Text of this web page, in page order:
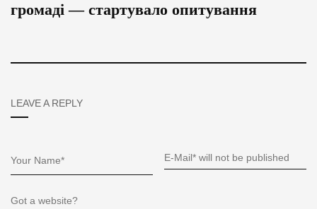
громаді — стартувало опитування
LEAVE A REPLY